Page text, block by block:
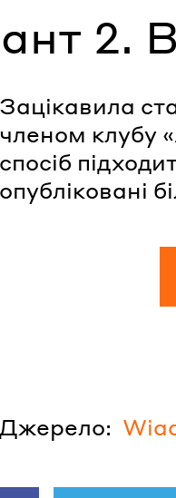
2.
Зацікавила
членом клубу
спосіб
опубліковані
Джерело: